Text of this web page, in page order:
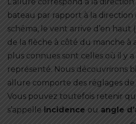
bateau par rapport à la direction
schéma, le vent arrive d’en haut
de la flèche à côté du manche à
plus connues sont celles où il y
représenté. Nous découvrirons
allure comporte des réglages
Vous pouvez toutefois retenir
s’appelle incidence ou angle